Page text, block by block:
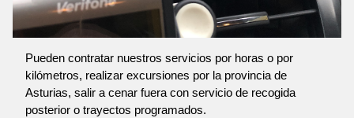
Pueden contratar nuestros servicios por horas o por
kilómetros, realizar excursiones por la provincia de
Asturias, salir a cenar fuera con servicio de recogida
posterior o trayectos programados.